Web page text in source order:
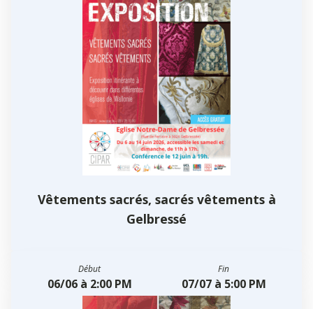
Vêtements sacrés, sacrés vêtements à
Gelbressé
Début
06/06 à 2:00 PM
Fin
07/07 à 5:00 PM